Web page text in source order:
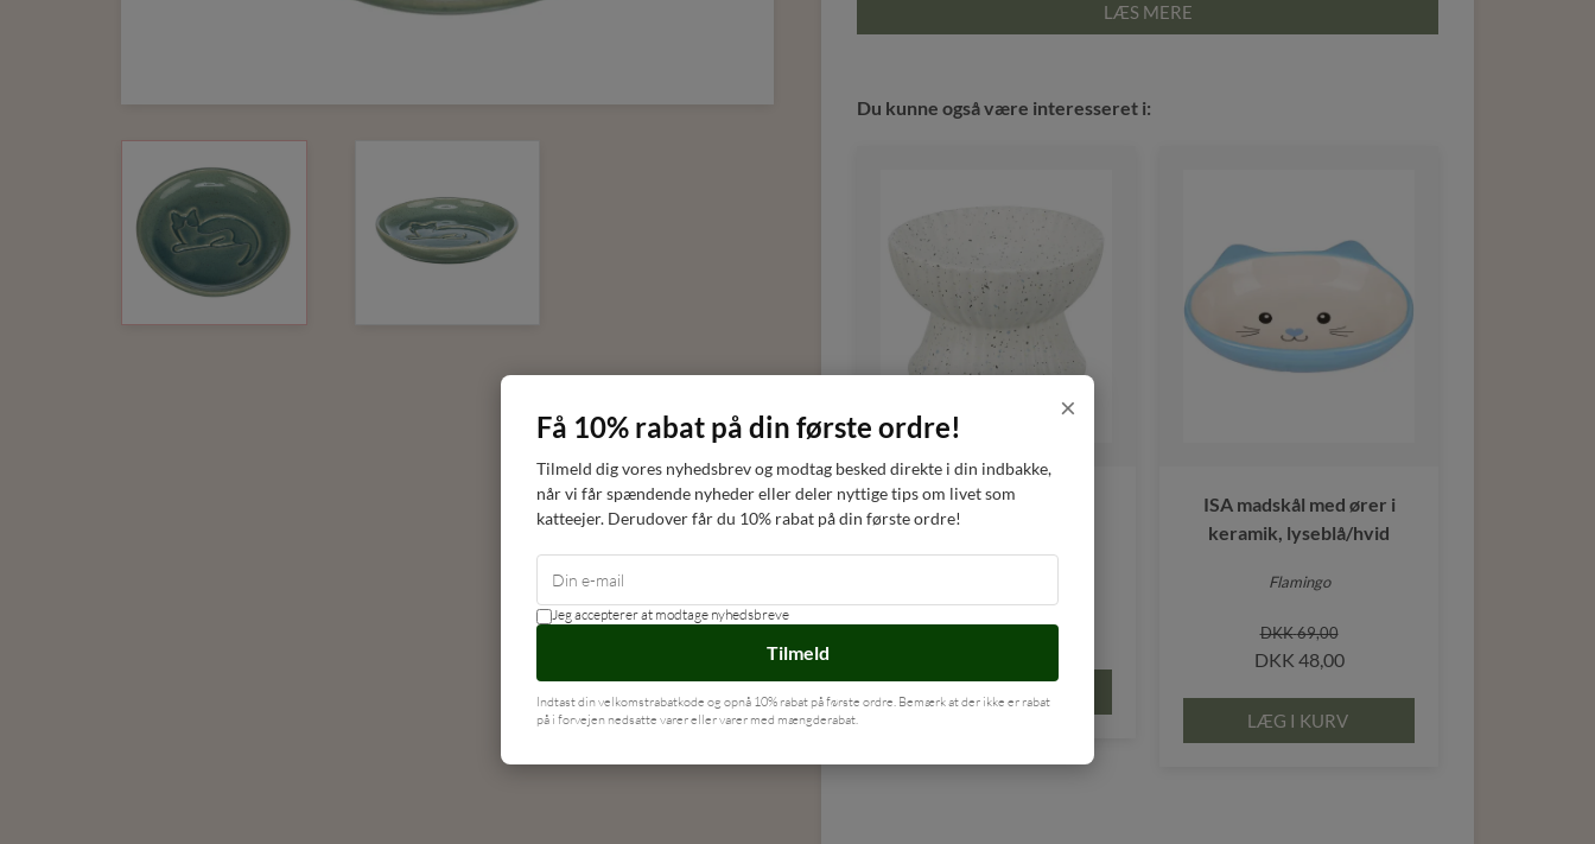
LÆS MERE
Du kunne også være interesseret i:
Ergonomisk keramik
madskål m/prikker
DKK79,00
ISA madskål med ører i
keramik, lyseblå/hvid
Flamingo
DKK69,00
DKK 48,00
LÆG I KURV
×
Få 10% rabat på din første ordre!
Tilmeld dig vores nyhedsbrev og modtag besked direkte i din indbakke,
når vi får spændende nyheder eller deler nyttige tips om livet som
katteejer. Derudover får du 10% rabat på din første ordre!
Jeg accepterer at modtage nyhedsbreve
Tilmeld
Indtast din velkomstrabatkode og opnå 10% rabat på første ordre. Bemærk at der ikke er rabat
på i forvejen nedsatte varer eller varer med mængderabat.